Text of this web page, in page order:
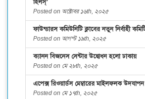
হিলস্’
Posted on অক্টোবর ১৬th, ২০২৫
ফাউন্ডারস কমিউনিটি ক্লাবের নতুন নির্বাহী
Posted on আগস্ট ১৯th, ২০২৫
ক্যানন বিজনেস সেন্টার উদ্বোধন হলো ঢাকায়
Posted on মে ২৮th, ২০২৫
এপেক্স রিওয়ার্ডস মেম্বারের মাইলফলক উদযাপন
Posted on মে ১৭th, ২০২৫